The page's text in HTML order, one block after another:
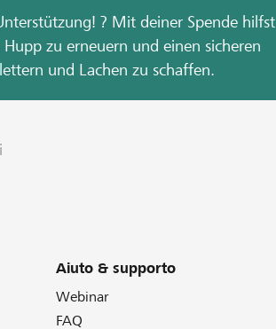
? Mit deiner Spende hilfst
zu erneuern und einen sicheren
und Lachen zu schaffen.
Aiuto & supporto
Webinar
FAQ